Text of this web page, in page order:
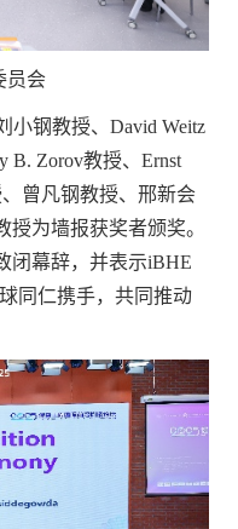
员会
小钢教授、 David Weitz
B. Zorov教授、 Ernst
曾凡钢教授、邢新会
授为墙报获奖者颁奖。
闭幕辞，并表示iBHE
同仁携手，共同推动